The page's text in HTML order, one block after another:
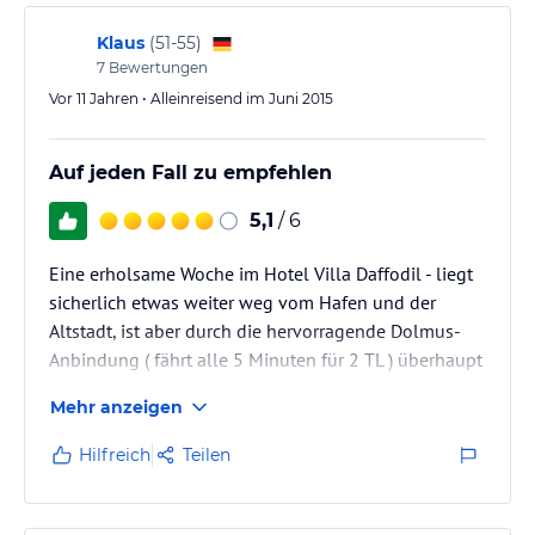
Hinweis: Verfasst von HolidayCheck mit Hilfe von KI. Alle
Angaben ohne Gewähr. Bitte lies vor der Buchung die
verbindlichenAngebotsdetails
Klaus (51-55)
7 Bewertungen
Vor 11 Jahren • Alleinreisend im Juni 2015
Auf jeden Fall zu empfehlen
5,1 / 6
Eine erholsame Woche im Hotel Villa Daffodil - liegt
sicherlich etwas weiter weg vom Hafen und der
Altstadt, ist aber durch die hervorragende Dolmus-
Anbindung ( fährt alle 5 Minuten für 2 TL ) überhaupt
Sauberkeit wird im Hotel sehr wichtig genommen -
alles ist gepflegt und rein - von Zimmer bis hin zum
Mehr anzeigen
Hilfreich Teilen